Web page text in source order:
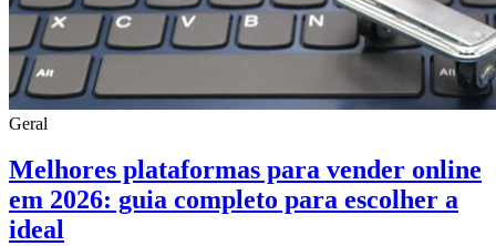
Geral
Melhores plataformas para vender online
em 2026: guia completo para escolher a
ideal